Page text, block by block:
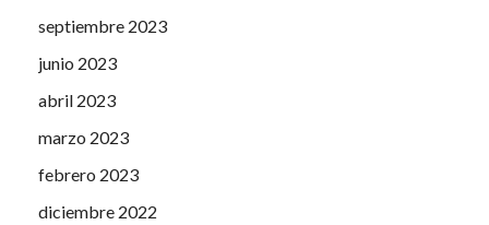
septiembre 2023
junio 2023
abril 2023
marzo 2023
febrero 2023
diciembre 2022